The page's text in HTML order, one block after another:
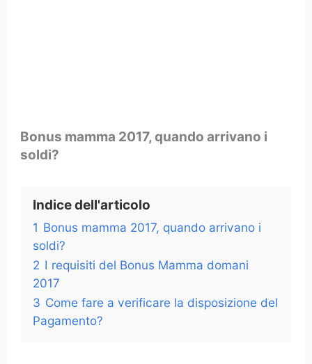
Bonus mamma 2017, quando arrivano i
soldi?
Indice dell'articolo
1 Bonus mamma 2017, quando arrivano i
soldi?
2 I requisiti del Bonus Mamma domani
2017
3 Come fare a verificare la disposizione del
Pagamento?